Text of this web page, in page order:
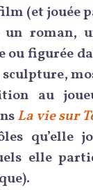
(et jouée
roman,
ou figurée
au
La vie sur
qu’elle
elle